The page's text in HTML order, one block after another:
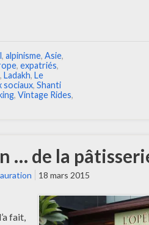
, alpinisme, Asie,
, expatriés,
, Ladakh, Le
sociaux, Shanti
, Vintage Rides,
… de la
18 mars 2015
fait,